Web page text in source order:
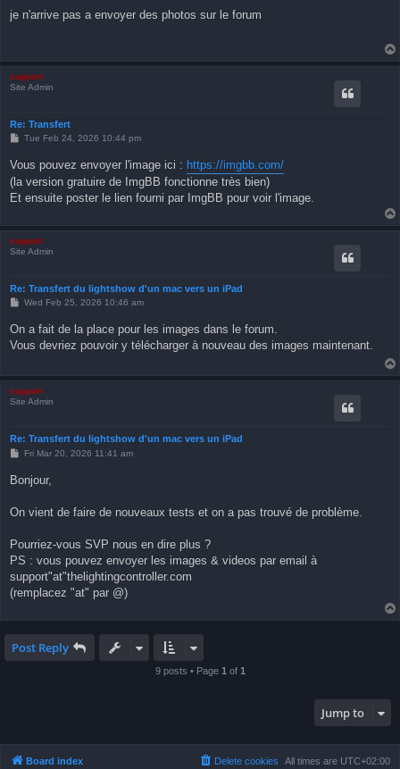
je n'arrive pas a envoyer des photos sur le forum
support
Site Admin
Re: Transfert
P
t
Tue Feb 24, 2026 10:44 pm
Vous pouvez envoyer l'image ici : https://imgbb.com/
(la version gratuire de ImgBB fonctionne très bien)
Et ensuite poster le lien fourni par ImgBB pour voir l'image.
support
Site Admin
Re: Transfert du lightshow d'un mac vers un iPad
P
t
Wed Feb 25, 2026 10:46 am
On a fait de la place pour les images dans le forum.
Vous devriez pouvoir y télécharger à nouveau des images maintenant.
support
Site Admin
Re: Transfert du lightshow d'un mac vers un iPad
P
t
Fri Mar 20, 2026 11:41 am
Bonjour,
On vient de faire de nouveaux tests et on a pas trouvé de problème.
Pourriez-vous SVP nous en dire plus ?
PS : vous pouvez envoyer les images & videos par email à
support"at"thelightingcontroller.com
(remplacez "at" par @)
Post Reply
9 posts • Page 1 of 1
Jump to
Board index All times are UTC+02:00
Delete cookies